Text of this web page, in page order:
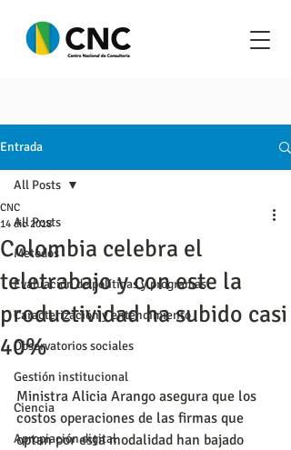
Entrada
All Posts
Metodos
Evaluación de políticas y programas
Caracterización y entendimiento
Observatorios sociales
Gestión institucional
Ciencia
Apropiación digital
All Posts
Colombia celebra el
teletrabajo y con este la
productividad ha subido casi
40%
CNC
14 dic 2018
Ministra Alicia Arango asegura que los
costos operaciones de las firmas que
optan por esta modalidad han bajado